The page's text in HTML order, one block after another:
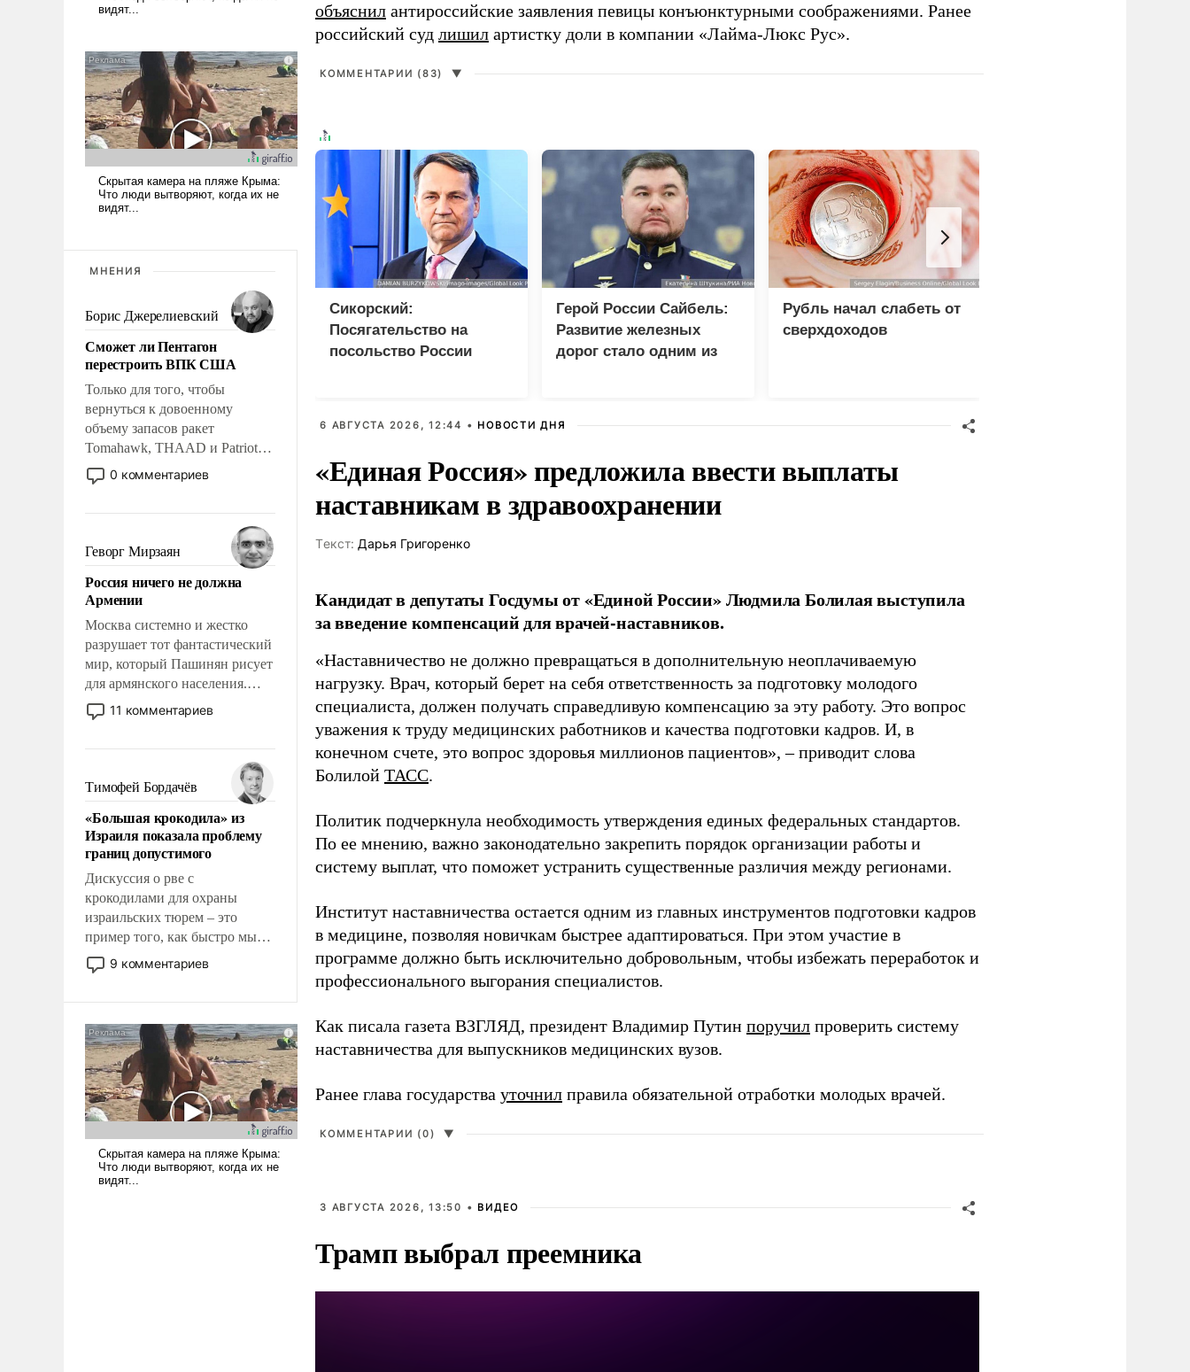
МНЕНИЯ
Борис Джерелиевский
Сможет ли Пентагон
перестроить ВПК США
Только для того, чтобы
вернуться к довоенному
объему запасов ракет
Tomahawk, THAAD и Patriot
США потребуется более трех
лет. Даже небольшая война с
Сложившаяся ситуация
означает многолетний период
уязвимости США, например,
перед Китаем.
0 комментариев
Геворг Мирзаян
Россия ничего не должна
Армении
Москва системно и жестко
разрушает тот фантастический
мир, который Пашинян рисует
для армянского населения.
Мир, где этому населению все
должны просто по
политические прожекты будут
беспрекословно оплачиваться
за счет российских
налогоплательщиков и где за
свои поступки не нужно
отвечать.
11 комментариев
Тимофей Бордачёв
«Большая крокодила» из
Израиля показала проблему
границ допустимого
Дискуссия о рве с
крокодилами для охраны
израильских тюрем – это
пример того, как быстро мы
двигаемся по пути
революционных изменений.
псевдонаучной фантастики,
стало всерьез обсуждаемой
идеей.
9 комментариев
объяснил антироссийские заявления певицы конъюнктурными соображениями. Ранее
российский суд лишил артистку доли в компании «Лайма-Люкс Рус».
КОММЕНТАРИИ (83) ▼
Сикорский:
Посягательство на
посольство России
Герой России Сайбель:
Развитие железных
дорог стало одним из
Рубль начал слабеть от
сверхдоходов
6 АВГУСТА 2026, 12:44 • НОВОСТИ ДНЯ
«Единая Россия» предложила ввести выплаты
наставникам в здравоохранении
Tекст: Дарья Григоренко
Кандидат в депутаты Госдумы от «Единой России» Людмила Болилая выступила
за введение компенсаций для врачей-наставников.
«Наставничество не должно превращаться в дополнительную неоплачиваемую
нагрузку. Врач, который берет на себя ответственность за подготовку молодого
специалиста, должен получать справедливую компенсацию за эту работу. Это вопрос
уважения к труду медицинских работников и качества подготовки кадров. И, в
конечном счете, это вопрос здоровья миллионов пациентов», – приводит слова
Болилой ТАСС.
Политик подчеркнула необходимость утверждения единых федеральных стандартов.
По ее мнению, важно законодательно закрепить порядок организации работы и
систему выплат, что поможет устранить существенные различия между регионами.
Институт наставничества остается одним из главных инструментов подготовки кадров
в медицине, позволяя новичкам быстрее адаптироваться. При этом участие в
программе должно быть исключительно добровольным, чтобы избежать переработок и
профессионального выгорания специалистов.
Как писала газета ВЗГЛЯД, президент Владимир Путин поручил проверить систему
наставничества для выпускников медицинских вузов.
Ранее глава государства уточнил правила обязательной отработки молодых врачей.
КОММЕНТАРИИ (0) ▼
3 АВГУСТА 2026, 13:50 • ВИДЕО
Трамп выбрал преемника